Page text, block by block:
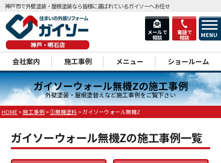
メールで
相談
電話で
相談 MENU
神戸市で外壁塗装・屋根塗装なら皆様に選ばれているガイソーへお任せ
会社案内 施工事例 メニュー ショールーム
ガイソーウォール無機Zの施工事例
外壁塗装・屋根塗替えなど施工事例をご覧下さい
HOME>施工事例>③無機塗料>ガイソーウォール無機Z
ガイソーウォール無機Zの施工事例一覧